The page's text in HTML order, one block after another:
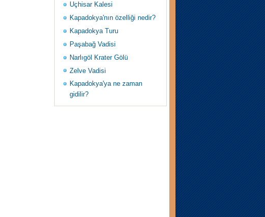
Uçhisar Kalesi
Kapadokya'nın özelliği nedir?
Kapadokya Turu
Paşabağ Vadisi
Narlıgöl Krater Gölü
Zelve Vadisi
Kapadokya'ya ne zaman
gidilir?